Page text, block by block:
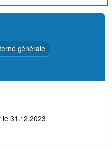
générale
le 31.12.2023